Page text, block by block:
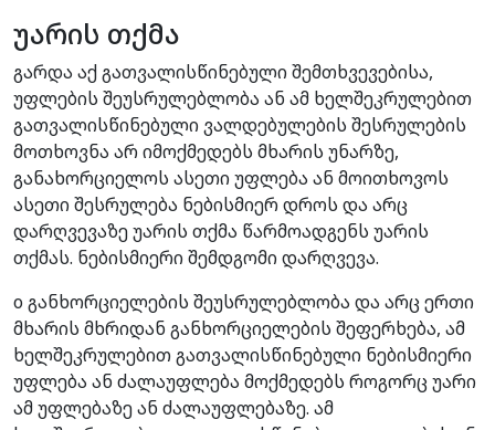
უარის თქმა
გარდა აქ გათვალისწინებული შემთხვევებისა,
უფლების შეუსრულებლობა ან ამ ხელშეკრულებით
გათვალისწინებული ვალდებულების შესრულების
მოთხოვნა არ იმოქმედებს მხარის უნარზე,
განახორციელოს ასეთი უფლება ან მოითხოვოს
ასეთი შესრულება ნებისმიერ დროს და არც
დარღვევაზე უარის თქმა წარმოადგენს უარის
თქმას. ნებისმიერი შემდგომი დარღვევა.
o განხორციელების შეუსრულებლობა და არც ერთი
მხარის მხრიდან განხორციელების შეფერხება, ამ
ხელშეკრულებით გათვალისწინებული ნებისმიერი
უფლება ან ძალაუფლება მოქმედებს როგორც უარი
ამ უფლებაზე ან ძალაუფლებაზე. ამ